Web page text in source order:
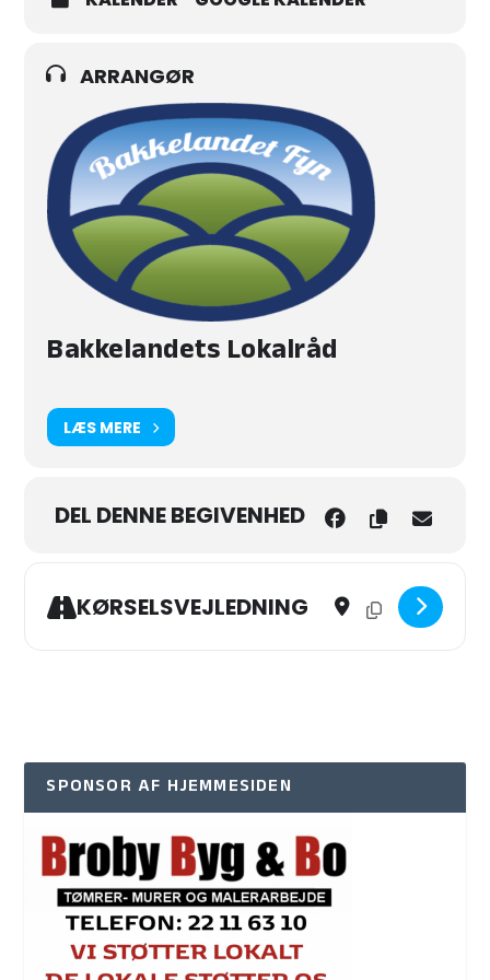
ARRANGØR
Bakkelandets Lokalråd
LÆS MERE
DEL DENNE BEGIVENHED
KØRSELSVEJLEDNING Address - Gå i køkkenet
Destination
SPONSOR AF HJEMMESIDEN